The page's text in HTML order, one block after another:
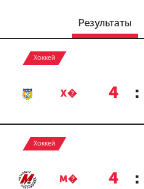
Результаты
Хоккей
Х� 4 :
Хоккей
М� 4 :